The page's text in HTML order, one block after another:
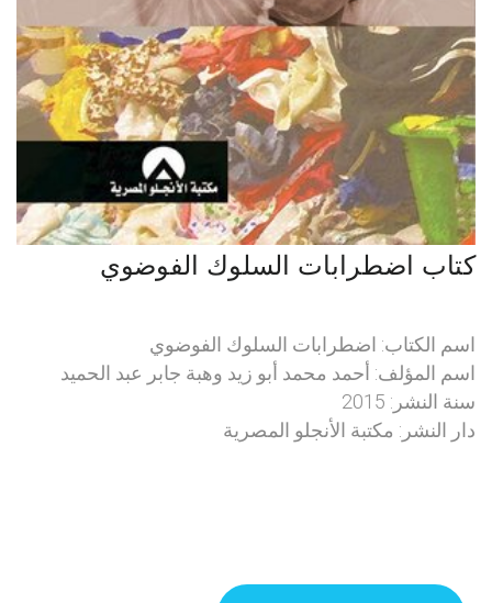
كتاب اضطرابات السلوك الفوضوي
اسم الكتاب: اضطرابات السلوك الفوضوي
اسم المؤلف: أحمد محمد أبو زيد وهبة جابر عبد الحميد
سنة النشر: 2015
دار النشر: مكتبة الأنجلو المصرية